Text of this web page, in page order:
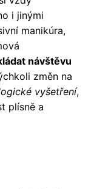
i jinými
manikúra,
návštěvu
změn na
vyšetření,
plísně a